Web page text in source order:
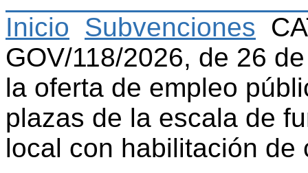
Inicio Subvenciones
GOV/118/2026, de 26
la oferta de empleo
plazas de la escala de
local con habilitación de